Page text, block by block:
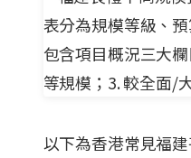
以下為香港常見福